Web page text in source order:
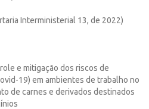
Interministerial 13, de 2022)
e mitigação dos riscos de
19) em ambientes de trabalho no
de carnes e derivados destinados